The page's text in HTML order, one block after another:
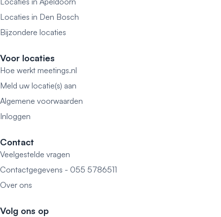
Locaties in Den Bosch
Bijzondere locaties
Voor locaties
Hoe werkt meetings.nl
Meld uw locatie(s) aan
Algemene voorwaarden
Inloggen
Contact
Veelgestelde vragen
Contactgegevens - 055 5786511
Over ons
Volg ons op